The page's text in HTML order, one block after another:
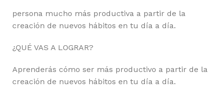
persona mucho más productiva a partir de la
creación de nuevos hábitos en tu día a día.
¿QUÉ VAS A LOGRAR?
Aprenderás cómo ser más productivo a partir de la
creación de nuevos hábitos en tu día a día.